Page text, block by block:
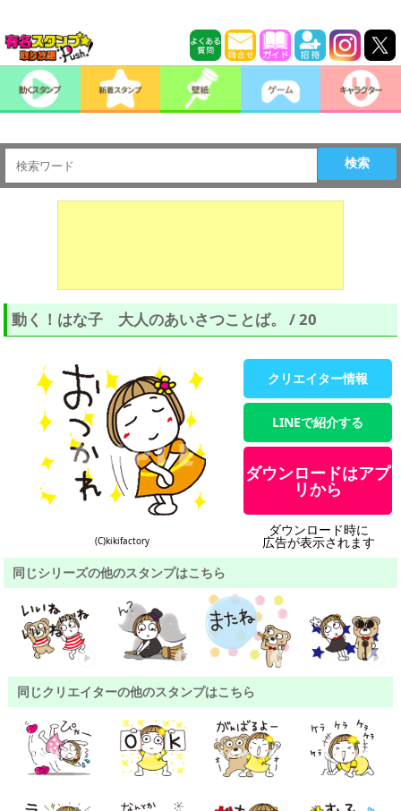
検索
動く！はな子 大人のあいさつことば。 / 20
(C)kikifactory
クリエイター情報
LINEで紹介する
ダウンロードはアプ
リから
ダウンロード時に
広告が表示されます
同じシリーズの他のスタンプはこちら
同じクリエイターの他のスタンプはこちら